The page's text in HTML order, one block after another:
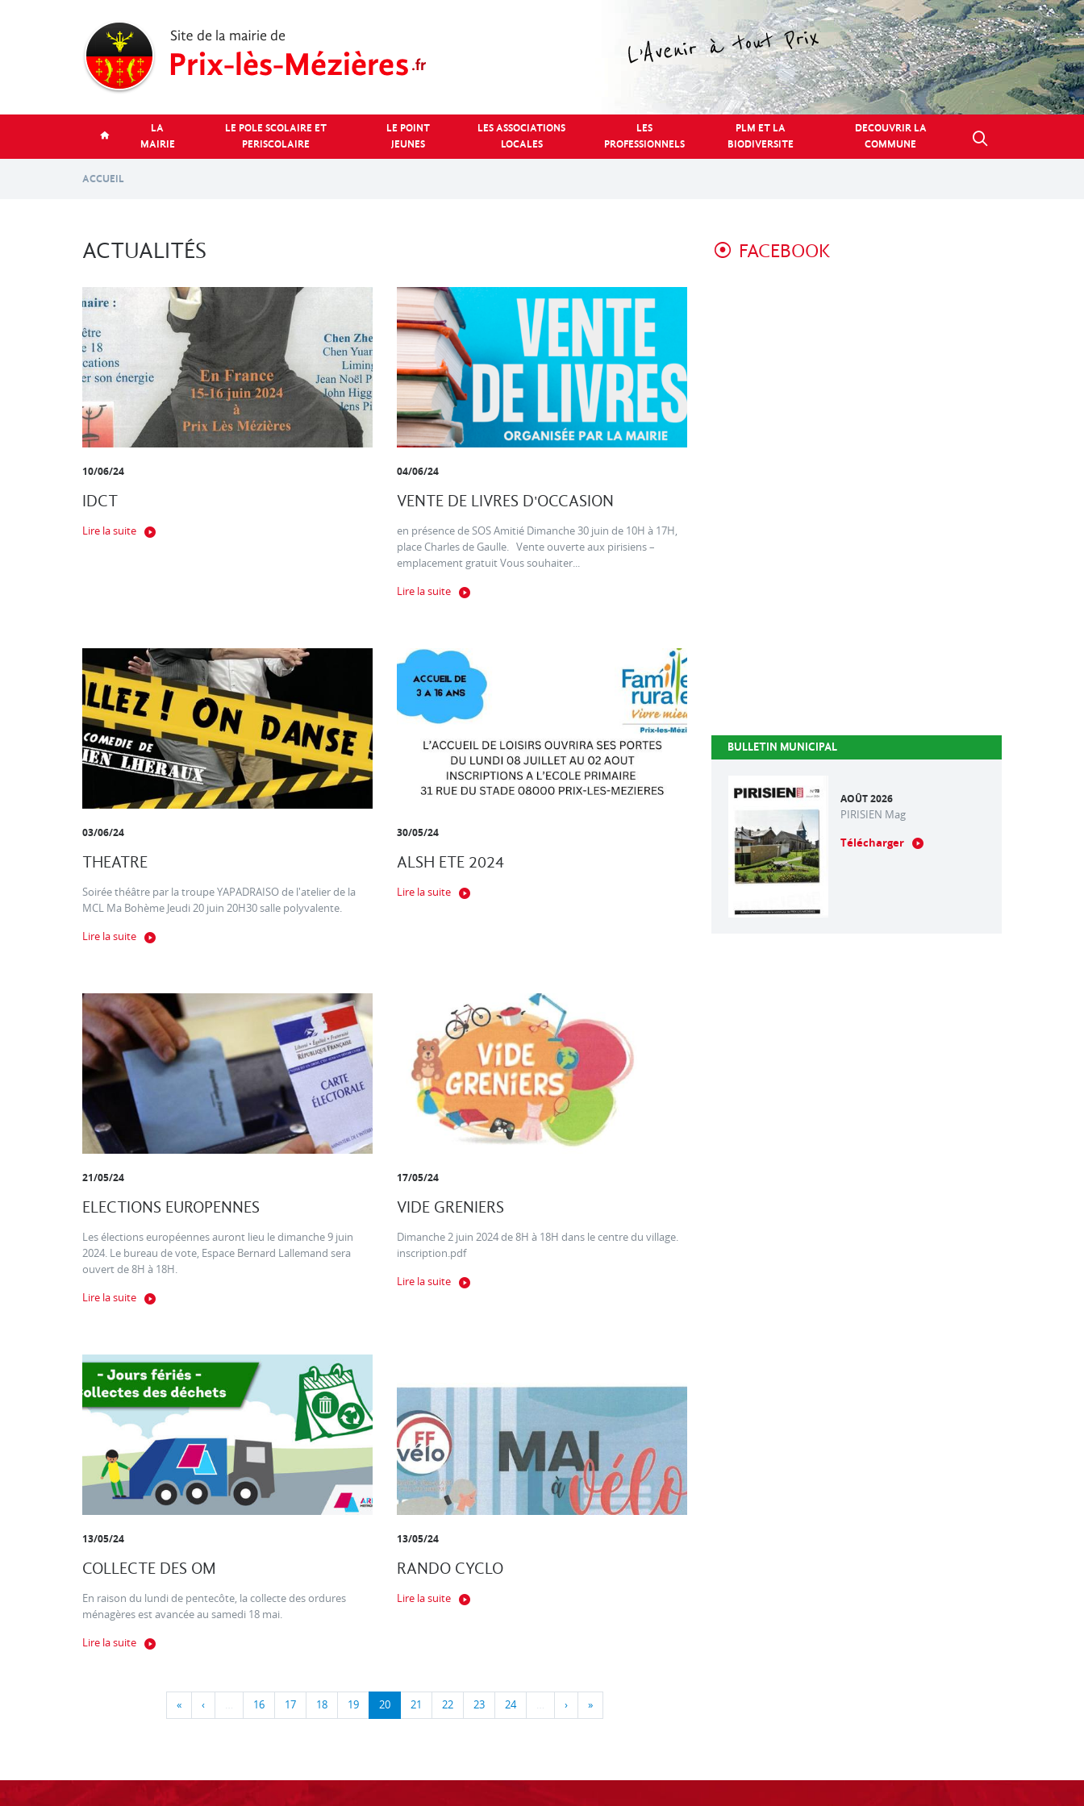
LA
MAIRIE
LE POLE SCOLAIRE ET
PERISCOLAIRE
LE POINT
JEUNES
LES ASSOCIATIONS
LOCALES
LES
PROFESSIONNELS
PLM ET LA
BIODIVERSITE
DECOUVRIR LA
COMMUNE
ACCUEIL
ACTUALITÉS
10/06/24
IDCT
Lire la suite
04/06/24
VENTE DE LIVRES D'OCCASION
en présence de SOS Amitié Dimanche 30 juin de 10H à 17H,
place Charles de Gaulle. Vente ouverte aux pirisiens –
emplacement gratuit Vous souhaiter...
Lire la suite
03/06/24
THEATRE
Soirée théâtre par la troupe YAPADRAISO de l'atelier de la
MCL Ma Bohème Jeudi 20 juin 20H30 salle polyvalente.
Lire la suite
30/05/24
ALSH ETE 2024
Lire la suite
21/05/24
ELECTIONS EUROPENNES
Les élections européennes auront lieu le dimanche 9 juin
2024. Le bureau de vote, Espace Bernard Lallemand sera
ouvert de 8H à 18H.
Lire la suite
17/05/24
VIDE GRENIERS
Dimanche 2 juin 2024 de 8H à 18H dans le centre du village.
inscription.pdf
Lire la suite
13/05/24
COLLECTE DES OM
En raison du lundi de pentecôte, la collecte des ordures
ménagères est avancée au samedi 18 mai.
Lire la suite
13/05/24
RANDO CYCLO
Lire la suite
« ‹ … 16 17 18 19 20 21 22 23 24 … › »
FACEBOOK
BULLETIN MUNICIPAL
AOÛT 2026
PIRISIEN Mag
Télécharger